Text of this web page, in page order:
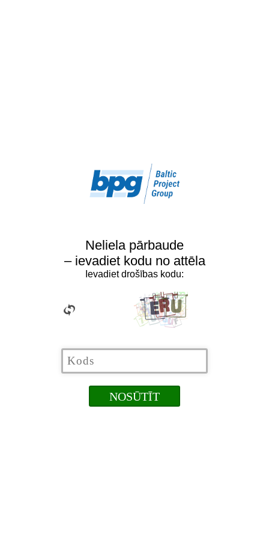
Neliela pārbaude
– ievadiet kodu no attēla
Ievadiet drošības kodu: